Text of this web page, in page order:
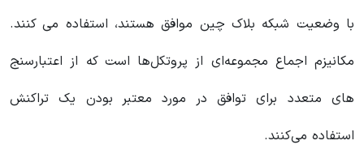
با وضعیت شبکه بلاک چین موافق هستند، استفاده می کنند.
مکانیزم اجماع مجموعه‌ای از پروتکل‌ها است که از اعتبارسنج
های متعدد برای توافق در مورد معتبر بودن یک تراکنش
استفاده می‌کنند.